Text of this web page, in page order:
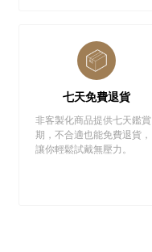
七天免費退貨
非客製化商品提供七天鑑賞
期，不合適也能免費退貨，
讓你輕鬆試戴無壓力。